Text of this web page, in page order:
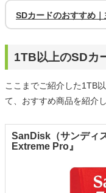
SDカードのおすすめ
1TB以上のSDカ
ここまでご紹介した1TB
て、おすすめ商品を紹介し
SanDisk（サンディ
Extreme Pro』